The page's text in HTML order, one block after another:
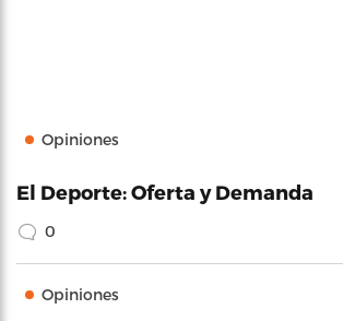
Opiniones
El Deporte: Oferta y Demanda
0
Opiniones